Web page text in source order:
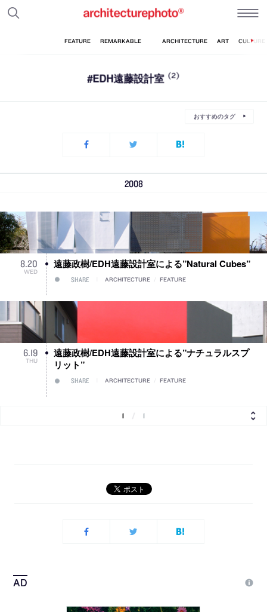
#EDH遠藤設計室 (2)
おすすめのタグ
2008
8.20
WED
遠藤政樹/EDH遠藤設計室による”Natural Cubes”
SHARE ARCHITECTURE FEATURE
6.19
THU
遠藤政樹/EDH遠藤設計室による”ナチュラルスプ
リット”
SHARE ARCHITECTURE FEATURE
1 1